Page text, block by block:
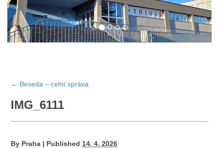
← Beseda – celní správa
IMG_6111
By Praha | Published 14. 4. 2026